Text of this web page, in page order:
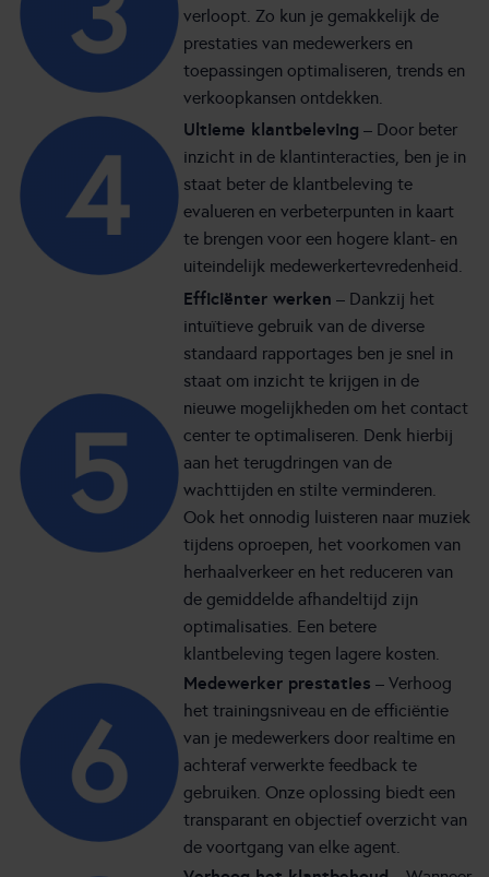
verloopt. Zo kun je gemakkelijk de
prestaties van medewerkers en
toepassingen optimaliseren, trends en
verkoopkansen ontdekken.
Ultieme klantbeleving – Door beter
inzicht in de klantinteracties, ben je in
staat beter de klantbeleving te
evalueren en verbeterpunten in kaart
te brengen voor een hogere klant- en
uiteindelijk medewerkertevredenheid.
Efficiënter werken – Dankzij het
intuïtieve gebruik van de diverse
standaard rapportages ben je snel in
staat om inzicht te krijgen in de
nieuwe mogelijkheden om het contact
center te optimaliseren. Denk hierbij
aan het terugdringen van de
wachttijden en stilte verminderen.
Ook het onnodig luisteren naar muziek
tijdens oproepen, het voorkomen van
herhaalverkeer en het reduceren van
de gemiddelde afhandeltijd zijn
optimalisaties. Een betere
klantbeleving tegen lagere kosten.
Medewerker prestaties – Verhoog
het trainingsniveau en de efficiëntie
van je medewerkers door realtime en
achteraf verwerkte feedback te
gebruiken. Onze oplossing biedt een
transparant en objectief overzicht van
de voortgang van elke agent.